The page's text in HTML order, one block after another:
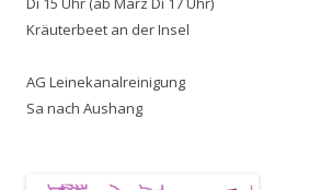
Kräuterbeet an der Insel
AG Leinekanalreinigung
Sa nach Aushang